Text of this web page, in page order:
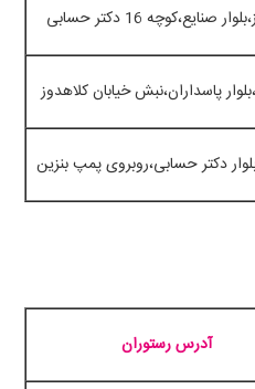
صنایع،کوچه 16 دکتر حسابی
پاسداران،نبش خیابان کلاهدوز
دکتر حسابی،روبروی پمپ بنزین
آدرس رستوران